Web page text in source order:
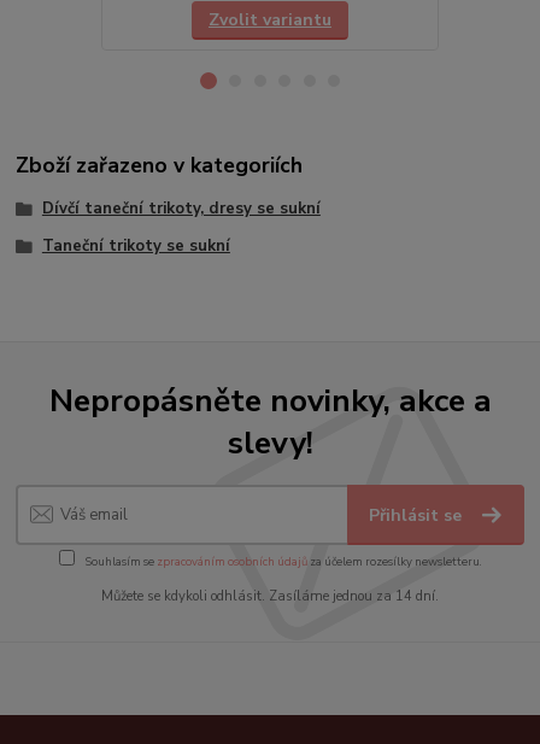
Zvolit variantu
Zboží zařazeno v kategoriích
Dívčí taneční trikoty, dresy se sukní
Taneční trikoty se sukní
Nepropásněte novinky, akce a
slevy!
Přihlásit se
Souhlasím se zpracováním osobních údajůza účelem rozesílky newsletteru.
Můžete se kdykoli odhlásit. Zasíláme jednou za 14 dní.